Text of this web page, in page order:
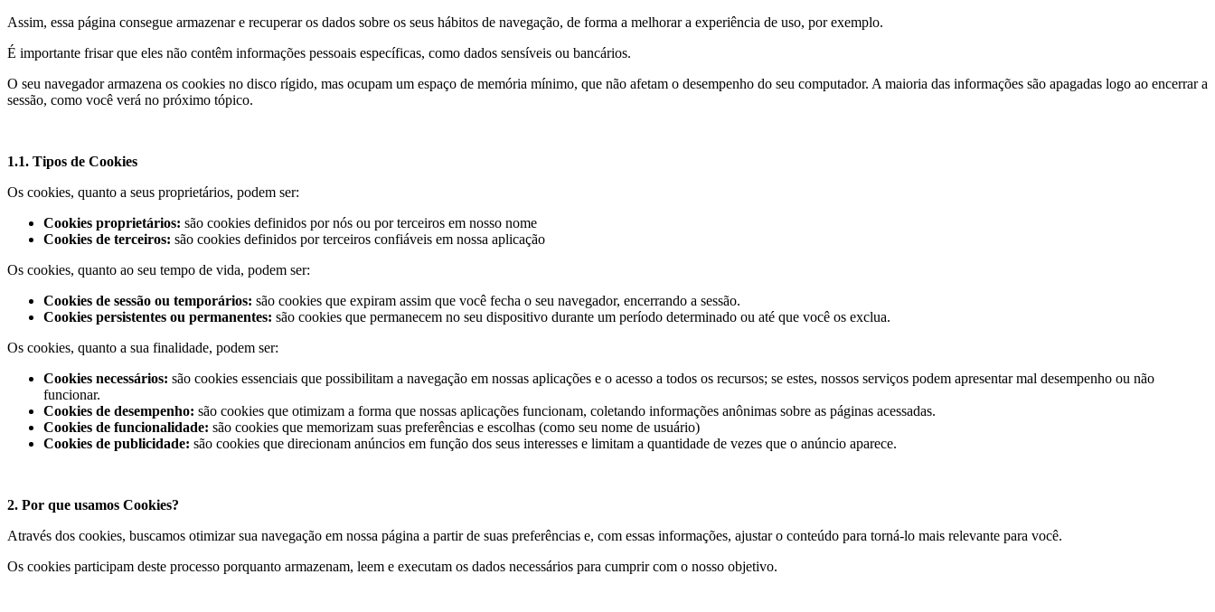
Assim, essa página consegue armazenar e recuperar os dados sobre os seus hábitos de navegação, de forma a melhorar a experiência de uso, por exemplo.
É importante frisar que eles não contêm informações pessoais específicas, como dados sensíveis ou bancários.
O seu navegador armazena os cookies no disco rígido, mas ocupam um espaço de memória mínimo, que não afetam o desempenho do seu computador. A maioria das informações são apagadas logo ao encerrar a
sessão, como você verá no próximo tópico.
1.1. Tipos de Cookies
Os cookies, quanto a seus proprietários, podem ser:
Cookies proprietários: são cookies definidos por nós ou por terceiros em nosso nome
Cookies de terceiros: são cookies definidos por terceiros confiáveis em nossa aplicação
Os cookies, quanto ao seu tempo de vida, podem ser:
Cookies de sessão ou temporários: são cookies que expiram assim que você fecha o seu navegador, encerrando a sessão.
Cookies persistentes ou permanentes: são cookies que permanecem no seu dispositivo durante um período determinado ou até que você os exclua.
Os cookies, quanto a sua finalidade, podem ser:
Cookies necessários: são cookies essenciais que possibilitam a navegação em nossas aplicações e o acesso a todos os recursos; se estes, nossos serviços podem apresentar mal desempenho ou não
funcionar.
Cookies de desempenho: são cookies que otimizam a forma que nossas aplicações funcionam, coletando informações anônimas sobre as páginas acessadas.
Cookies de funcionalidade: são cookies que memorizam suas preferências e escolhas (como seu nome de usuário)
Cookies de publicidade: são cookies que direcionam anúncios em função dos seus interesses e limitam a quantidade de vezes que o anúncio aparece.
2. Por que usamos Cookies?
Através dos cookies, buscamos otimizar sua navegação em nossa página a partir de suas preferências e, com essas informações, ajustar o conteúdo para torná-lo mais relevante para você.
Os cookies participam deste processo porquanto armazenam, leem e executam os dados necessários para cumprir com o nosso objetivo.